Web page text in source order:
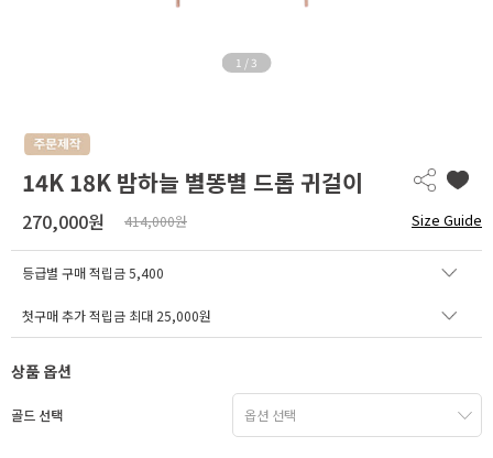
1 / 3
14K 18K 밤하늘 별똥별 드롭 귀걸이
270,000원 414,000원 Size Guide
등급별 구매 적립금5,400
첫구매 추가 적립금 최대 25,000원
상품 옵션
골드 선택